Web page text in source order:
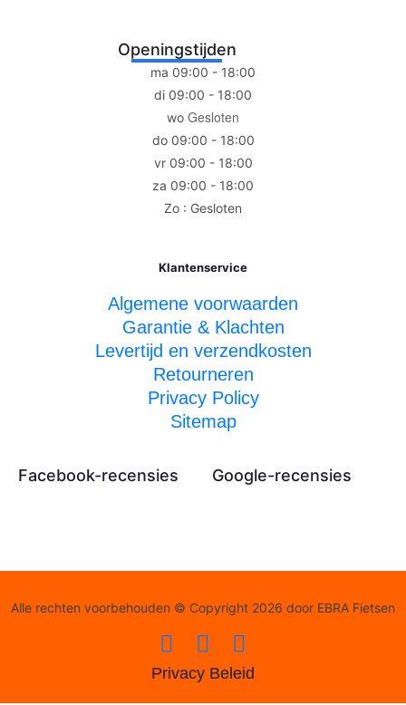
Openingstijden
ma 09:00 - 18:00
di 09:00 - 18:00
wo Gesloten
do 09:00 - 18:00
vr 09:00 - 18:00
za 09:00 - 18:00
Zo : Gesloten
Klantenservice
Algemene voorwaarden
Garantie & Klachten
Levertijd en verzendkosten
Retourneren
Privacy Policy
Sitemap
Facebook-recensies Google-recensies
Alle rechten voorbehouden © Copyright 2026 door EBRA Fietsen
Privacy Beleid